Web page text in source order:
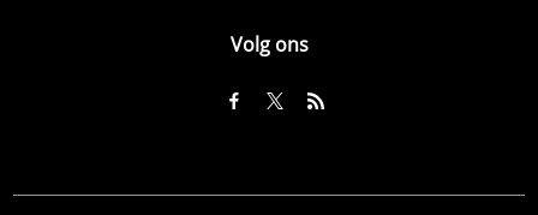
Volg ons